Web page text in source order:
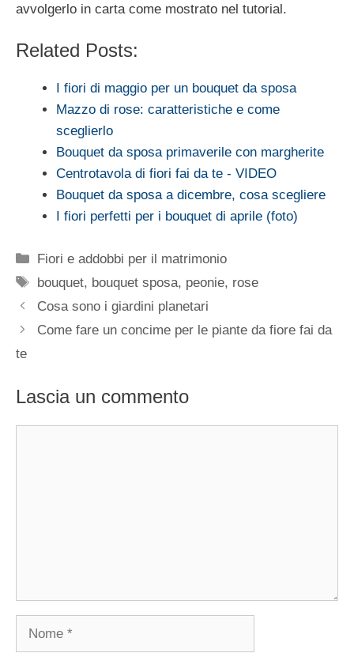
avvolgerlo in carta come mostrato nel tutorial.
Related Posts:
I fiori di maggio per un bouquet da sposa
Mazzo di rose: caratteristiche e come
sceglierlo
Bouquet da sposa primaverile con margherite
Centrotavola di fiori fai da te - VIDEO
Bouquet da sposa a dicembre, cosa scegliere
I fiori perfetti per i bouquet di aprile (foto)
Categorie
Fiori e addobbi per il matrimonio
Tag
bouquet, bouquet sposa, peonie, rose
Cosa sono i giardini planetari
Come fare un concime per le piante da fiore fai da
te
Lascia un commento
Nome